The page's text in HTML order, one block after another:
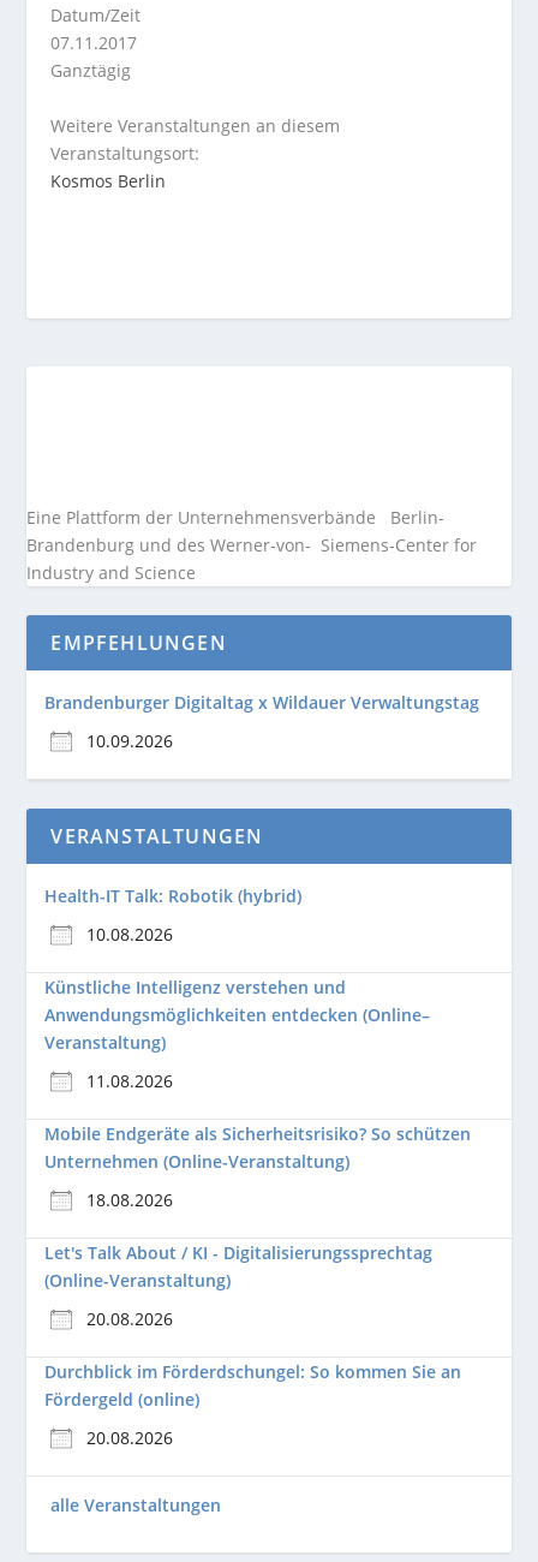
Datum/Zeit
07.11.2017
Ganztägig
Weitere Veranstaltungen an diesem
Veranstaltungsort:
Kosmos Berlin
Eine Plattform der Unternehmensverbände Berlin-
Brandenburg und des Werner-von- Siemens-Center for
Industry and Science
EMPFEHLUNGEN
Brandenburger Digitaltag x Wildauer Verwaltungstag
10.09.2026
VERANSTALTUNGEN
Health-IT Talk: Robotik (hybrid)
10.08.2026
Künstliche Intelligenz verstehen und
Anwendungsmöglichkeiten entdecken (Online–
Veranstaltung)
11.08.2026
Mobile Endgeräte als Sicherheitsrisiko? So schützen
Unternehmen (Online-Veranstaltung)
18.08.2026
Let's Talk About / KI - Digitalisierungssprechtag
(Online-Veranstaltung)
20.08.2026
Durchblick im Förderdschungel: So kommen Sie an
Fördergeld (online)
20.08.2026
alle Veranstaltungen